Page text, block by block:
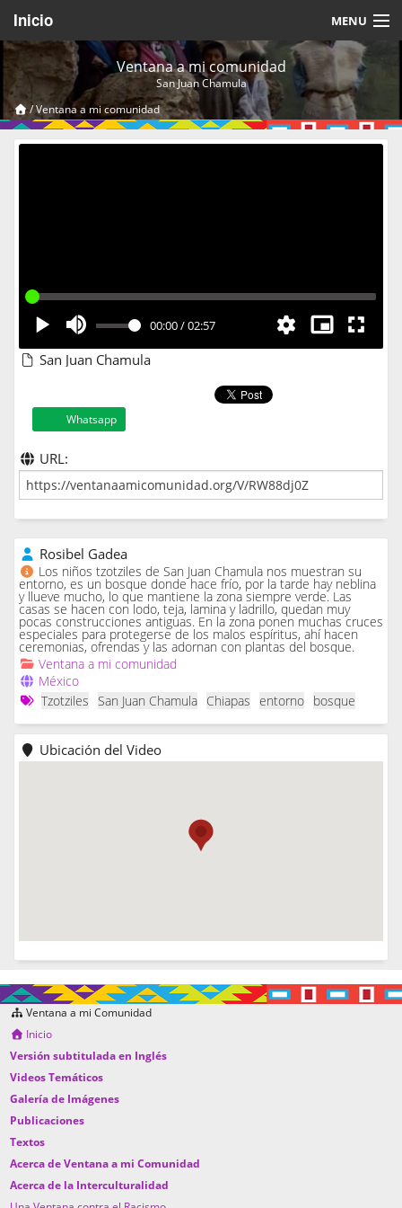
Inicio MENU
Acerca de
Videos Temáticos
Cerrar Sesión
Ventana a mi comunidad
San Juan Chamula
/Ventana a mi comunidad
00:00/02:57
San Juan Chamula
Whatsapp
URL:
Rosibel Gadea
Los niños tzotziles de San Juan Chamula nos muestran su
entorno, es un bosque donde hace frío, por la tarde hay neblina
y llueve mucho, lo que mantiene la zona siempre verde. Las
casas se hacen con lodo, teja, lamina y ladrillo, quedan muy
pocas construcciones antiguas. En la zona ponen muchas cruces
especiales para protegerse de los malos espíritus, ahí hacen
ceremonias, ofrendas y las adornan con plantas del bosque.
Ventana a mi comunidad
México
Tzotziles
San Juan Chamula Chiapas entorno bosque
Ubicación del Video
Ventana a mi Comunidad
Inicio
Versión subtitulada en Inglés
Videos Temáticos
Galería de Imágenes
Publicaciones
Textos
Acerca de Ventana a mi Comunidad
Acerca de la Interculturalidad